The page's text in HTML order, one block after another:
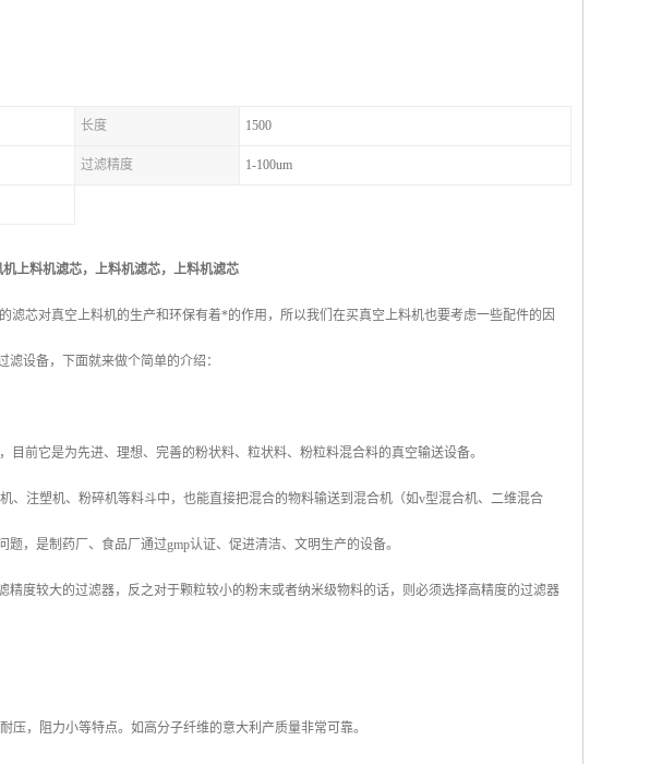
长度 1500
过滤精度 1-100um
机上料机滤芯， 上料机滤芯， 上料机滤芯
芯对真空上料机的生产和环保有着*的作用，所以我们在买真空上料机也要考虑一些配件的因
设备，下面就来做个简单的介绍：
前它是为先进、理想、完善的粉状料、粒状料、粉粒料混合料的真空输送设备。
注塑机、粉碎机等料斗中，也能直接把混合的物料输送到混合机（如v型混合机、二维混合
，是制药厂、食品厂通过gmp认证、促进清洁、文明生产的设备。
度较大的过滤器，反之对于颗粒较小的粉末或者纳米级物料的话，则必须选择高精度的过滤器
，阻力小等特点。如高分子纤维的意大利产质量非常可靠。